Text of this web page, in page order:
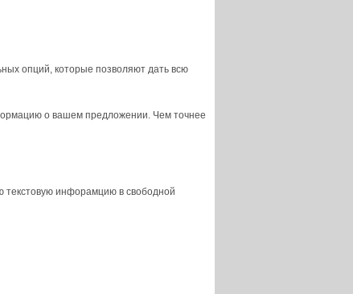
опций, которые позволяют дать всю
о вашем предложении. Чем точнее
инфорамцию в свободной